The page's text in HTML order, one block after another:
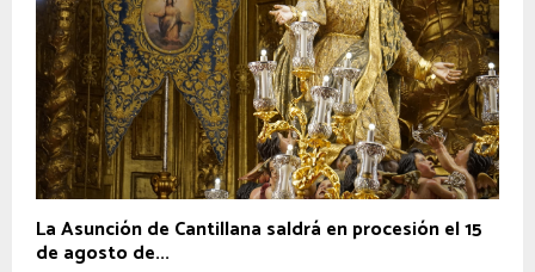
La Asunción de Cantillana saldrá en procesión el 15
de agosto de...